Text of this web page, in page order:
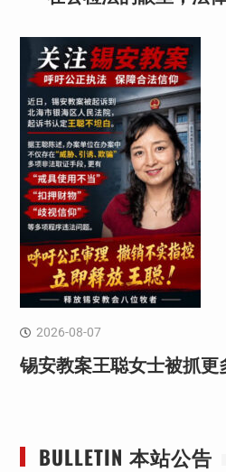
2026-08-07
锡安教案王聪女士被抓更
BULLETIN 本站公告